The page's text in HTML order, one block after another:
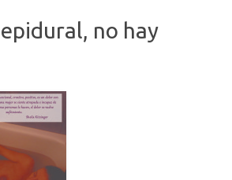
no hay